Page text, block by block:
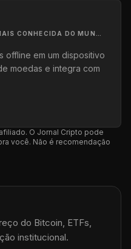
offline em um dispositivo
moedas e integra com
O Jornal Cripto pode
você. Não é recomendação
do Bitcoin, ETFs,
institucional.